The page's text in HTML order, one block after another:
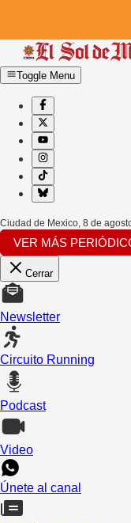
Toggle Menu
Ciudad de Mexico, 8 de
VER MÁS
Cerrar
Newsletter
Circuito Running
Podcast
Video
Únete al canal